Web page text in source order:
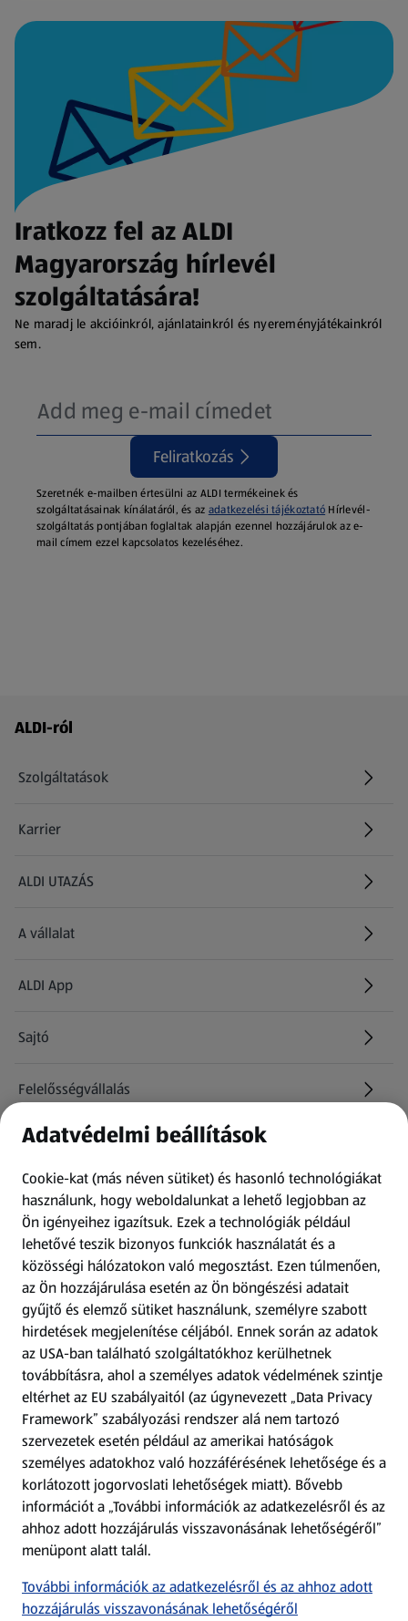
Iratkozz fel az ALDI
Magyarország hírlevél
szolgáltatására!
Ne maradj le akcióinkról, ajánlatainkról és nyereményjátékainkról
sem.
Feliratkozás
Szeretnék e-mailben értesülni az ALDI termékeinek és
szolgáltatásainak kínálatáról, és az adatkezelési tájékoztató Hírlevél-
szolgáltatás pontjában foglaltak alapján ezennel hozzájárulok az e-
mail címem ezzel kapcsolatos kezeléséhez.
Láblécmenü - további linkek
ALDI-ról
Szolgáltatások
Karrier
(új oldalon nyílik meg)
ALDI UTAZÁS
(új oldalon nyílik meg)
A vállalat
ALDI App
Sajtó
Felelősségvállalás
Információk
Kérdőív
Fizetési lehetőségek
ALDI utalványok
Árcsökkentés
Adattörlő alkalmazás
Szervizpont
(új oldalon nyílik meg)
Fedezz fel minket az interneten!
Töltsd le az ALDI Magyarország applikációt!
Adatvédelmi beállítások
Cookie-kat (más néven sütiket) és hasonló technológiákat
használunk, hogy weboldalunkat a lehető legjobban az
Ön igényeihez igazítsuk. Ezek a technológiák például
lehetővé teszik bizonyos funkciók használatát és a
közösségi hálózatokon való megosztást. Ezen túlmenően,
az Ön hozzájárulása esetén az Ön böngészési adatait
gyűjtő és elemző sütiket használunk, személyre szabott
hirdetések megjelenítése céljából. Ennek során az adatok
az USA-ban található szolgáltatókhoz kerülhetnek
továbbításra, ahol a személyes adatok védelmének szintje
eltérhet az EU szabályaitól (az úgynevezett „Data Privacy
Framework” szabályozási rendszer alá nem tartozó
szervezetek esetén például az amerikai hatóságok
személyes adatokhoz való hozzáférésének lehetősége és a
korlátozott jogorvoslati lehetőségek miatt). Bővebb
információt a „További információk az adatkezelésről és az
ahhoz adott hozzájárulás visszavonásának lehetőségéről”
menüpont alatt talál.
További információk az adatkezelésről és az ahhoz adott
hozzájárulás visszavonásának lehetőségéről